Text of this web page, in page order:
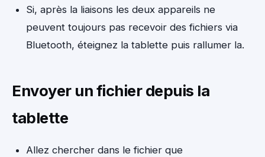
Si, après la liaisons les deux appareils ne
peuvent toujours pas recevoir des fichiers via
Bluetooth, éteignez la tablette puis rallumer la.
Envoyer un fichier depuis la
tablette
Allez chercher dans le fichier que